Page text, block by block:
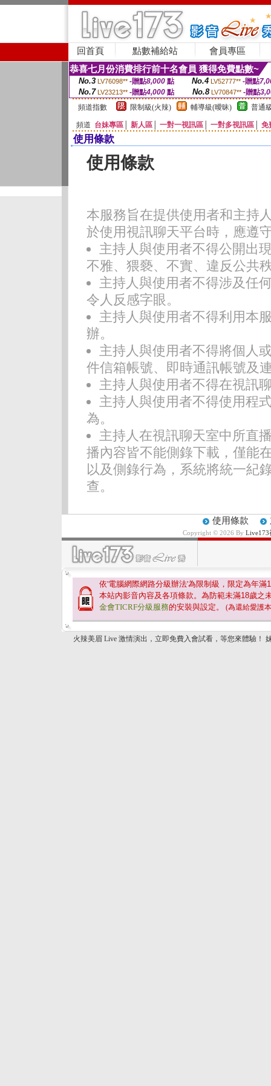
回首頁 點數補給站 會員專區
恭喜七月份消費排行前十名會員 獲得免費點數~
No.3 LV76098** -贈點8,000點 No.4 LV52777** -贈點
No.7 LV23213** -贈點4,000 點 No.8 LV70847** -贈點
頻道指數
限制級(火辣) 輔導級(曖昧) 普通
頻道 台妹專區 新人區 一對一視訊區 一對多視訊區 免
使用條款
使用條款
本服務旨在提供使用者和主持
於使用視訊聊天平台時，應遵
主持人與使用者不得公開出
不雅、猥褻、不實、違反公共
主持人與使用者不得涉及任
令人反感字眼。
主持人與使用者不得利用本
辦。
主持人與使用者不得將個人
件信箱帳號、即時通訊帳號及
主持人與使用者不得在視訊
主持人與使用者不得使用程
為。
主持人在視訊聊天室中所直
播內容皆不能側錄下載，僅能
以及側錄行為，系統將統一紀
查。
使用條款
Copyright © 2026 By Live173
依'電腦網際網路分級辦法'為限制級，限定為年滿
本站內影音內容及各項條款。為防範未滿18歲之
金會TICRF分級服務的安裝與設定。 (為還給愛護
火辣美眉 Live 激情演出，立即免費入會試看，等您來體驗！